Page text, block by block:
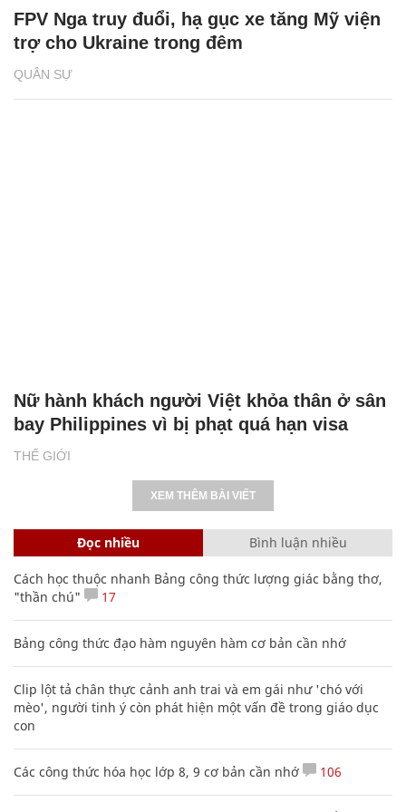
QUÂN SỰ
FPV Nga truy đuổi, hạ gục xe tăng Mỹ viện
trợ cho Ukraine trong đêm
THẾ GIỚI
Nữ hành khách người Việt khỏa thân ở sân
bay Philippines vì bị phạt quá hạn visa
XEM THÊM BÀI VIẾT
Đọc nhiều Bình luận nhiều
Cách học thuộc nhanh Bảng công thức lượng giác bằng thơ,
"thần chú"
17
Bảng công thức đạo hàm nguyên hàm cơ bản cần nhớ
Clip lột tả chân thực cảnh anh trai và em gái như 'chó với
mèo', người tinh ý còn phát hiện một vấn đề trong giáo dục
con
Các công thức hóa học lớp 8, 9 cơ bản cần nhớ 106